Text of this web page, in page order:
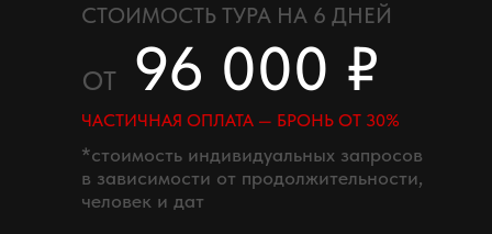
ЧАСТИЧНАЯ ОПЛАТА — БРОНЬ ОТ 30%
СТОИМОСТЬ ТУРА НА 6 ДНЕЙ
*стоимость индивидуальных запросов
в зависимости от продолжительности,
человек и дат
ОТ 96 000 ₽